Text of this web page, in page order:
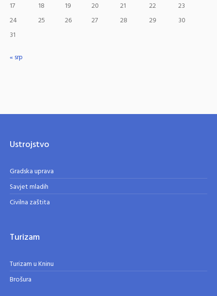
17
18 19 20 21 22
23
24
25 26 27 28 29
30
31
« srp
Ustrojstvo
Gradska uprava
Savjet mladih
Civilna zaštita
Turizam
Turizam u Kninu
Brošura